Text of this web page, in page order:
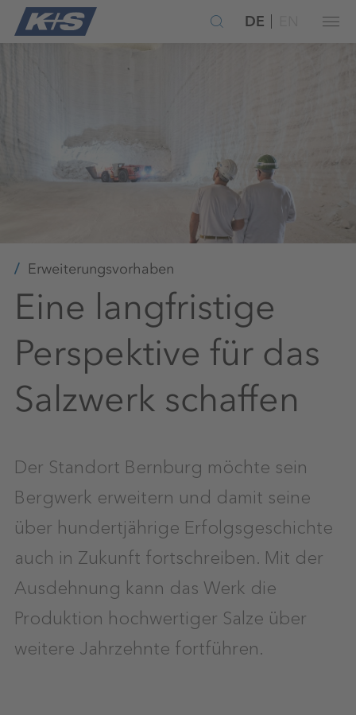
DE
Erweiterungsvorhaben
Eine langfristige
Perspektive für das
Salzwerk schaffen
Der Standort Bernburg möchte sein
Bergwerk erweitern und damit seine
über hundertjährige Erfolgsgeschichte
auch in Zukunft fortschreiben. Mit der
Ausdehnung kann das Werk die
Produktion hochwertiger Salze über
weitere Jahrzehnte fortführen.